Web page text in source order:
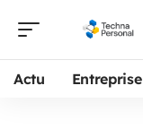
Actu Entreprise